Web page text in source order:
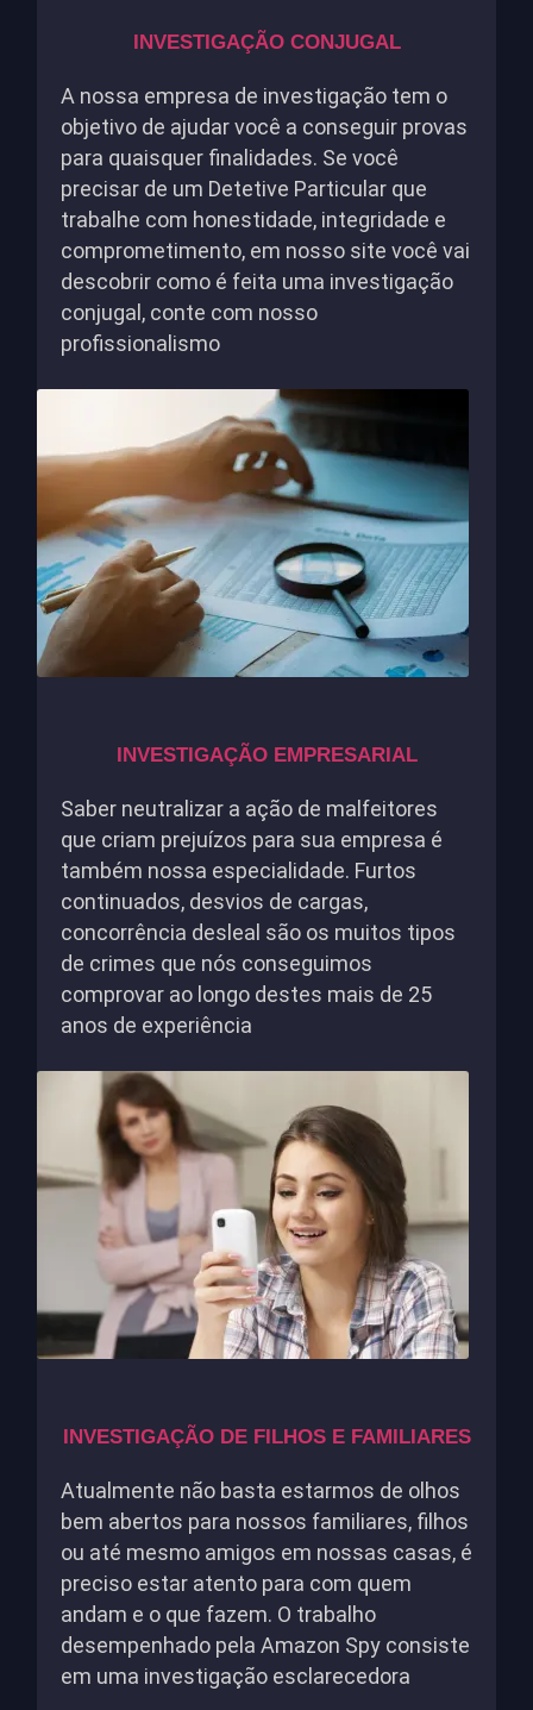
INVESTIGAÇÃO CONJUGAL
A nossa empresa de investigação tem o
objetivo de ajudar você a conseguir provas
para quaisquer finalidades. Se você
precisar de um Detetive Particular que
trabalhe com honestidade, integridade e
comprometimento, em nosso site você vai
descobrir como é feita uma investigação
conjugal, conte com nosso
profissionalismo
INVESTIGAÇÃO EMPRESARIAL
Saber neutralizar a ação de malfeitores
que criam prejuízos para sua empresa é
também nossa especialidade. Furtos
continuados, desvios de cargas,
concorrência desleal são os muitos tipos
de crimes que nós conseguimos
comprovar ao longo destes mais de 25
anos de experiência
INVESTIGAÇÃO DE FILHOS E FAMILIARES
Atualmente não basta estarmos de olhos
bem abertos para nossos familiares, filhos
ou até mesmo amigos em nossas casas, é
preciso estar atento para com quem
andam e o que fazem. O trabalho
desempenhado pela Amazon Spy consiste
em uma investigação esclarecedora